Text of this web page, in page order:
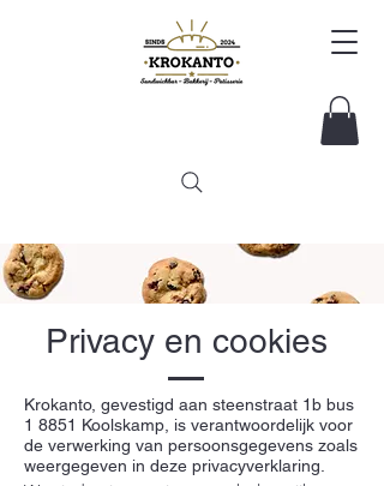
Privacy en cookies
Krokanto, gevestigd aan steenstraat 1b bus
1 8851 Koolskamp, is verantwoordelijk voor
de verwerking van persoonsgegevens zoals
weergegeven in deze privacyverklaring.